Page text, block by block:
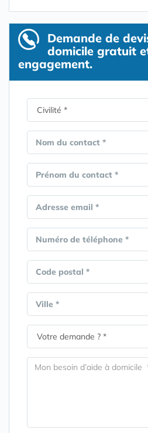
Demande de
domicile gratuit
engagement.
Nom du contact *
Prénom du contact *
Adresse email *
Numéro de téléphone *
Code postal *
Ville *